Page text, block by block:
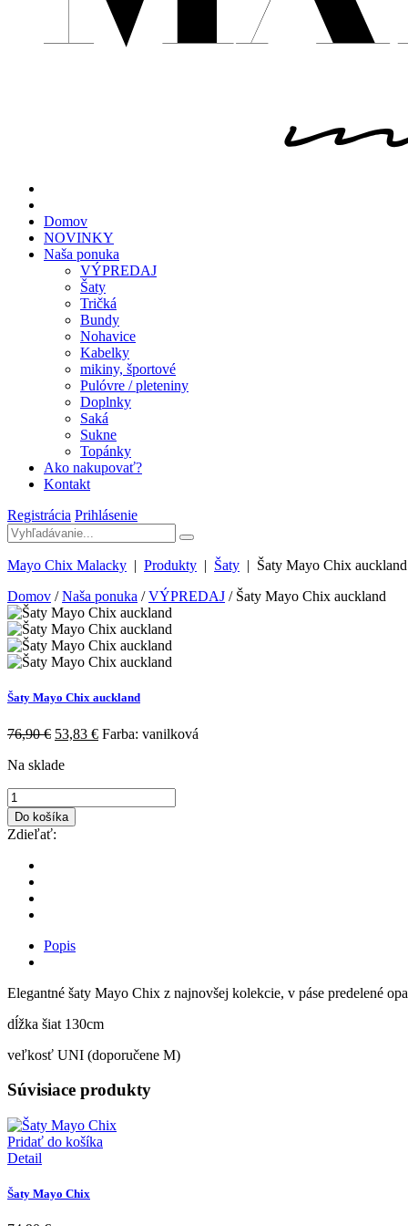
Domov
NOVINKY
Naša ponuka
VÝPREDAJ
Šaty
Tričká
Bundy
Nohavice
Kabelky
mikiny, športové
Pulóvre / pleteniny
Doplnky
Saká
Sukne
Topánky
Ako nakupovať?
Kontakt
Registrácia Prihlásenie
Mayo Chix Malacky | Produkty | Šaty | Šaty Mayo Chix auckland
Domov /Naša ponuka /VÝPREDAJ / Šaty Mayo Chix auckland
Šaty Mayo Chix auckland
76,90€ 53,83 € Farba: vanilková
Na sklade
Do košíka
Zdieľať:
Popis
Elegantné šaty Mayo Chix z najnovšej kolekcie, v páse predelené
dĺžka šiat 130cm
veľkosť UNI (doporučene M)
Súvisiace produkty
Pridať do košíka
Detail
Šaty Mayo Chix